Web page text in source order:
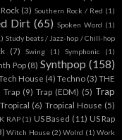
Tech House (4) Techno (3)
THE
Trap (9) Trap (EDM)
Trap
Tropical
RAP US Based
US Rap
Witch House (2)Wolrd (1)Work
World Music (Latin &
(1) World/Spiritual (22)